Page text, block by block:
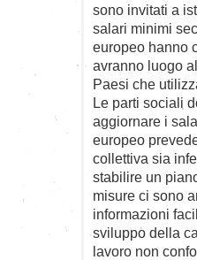
sono invitati a
salari minimi
europeo hanno
avranno luogo
Paesi che
Le parti sociali
aggiornare i
europeo
collettiva sia
stabilire un
misure ci sono
informazioni
sviluppo della
lavoro non